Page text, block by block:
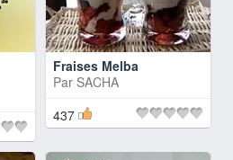
Fraises Melba
Par SACHA
437